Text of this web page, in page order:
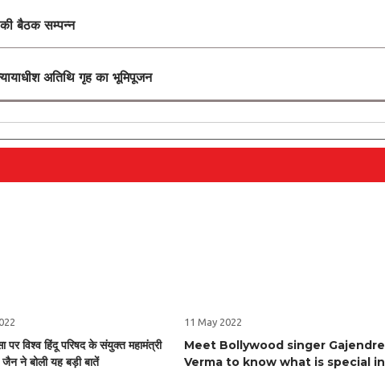
की बैठक सम्पन्न
अतिथि गृह का भूमिपूजन
पर विश्व हिंदू परिषद के संयुक्त महामंत्री
जैन ने बोली यह बड़ी बातें
11 May 2022
Meet Bollywood singer Gajendre
Verma to know what is special in